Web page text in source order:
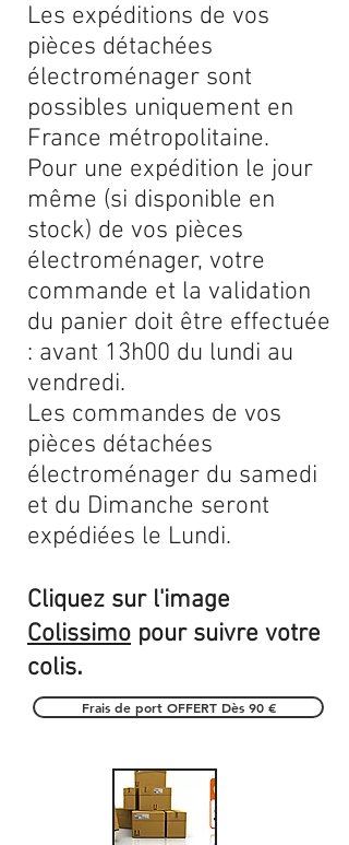
Les expéditions de vos
pièces détachées
électroménager sont
possibles uniquement en
France métropolitaine.
Pour une expédition le jour
même (si disponible en
stock) de vos pièces
électroménager, votre
commande et la validation
du panier doit être effectuée
: avant 13h00 du lundi au
vendredi.
Les commandes de vos
pièces détachées
électroménager du samedi
et du Dimanche seront
expédiées le Lundi.
Cliquez sur l'image
Colissimo pour suivre votre
colis.
Frais de port OFFERT Dès 90 €